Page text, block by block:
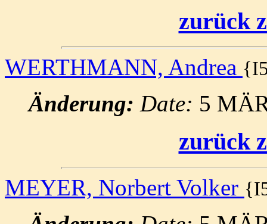
zurück
WERTHMANN, Andrea
Änderung: Date: 5
zurück
MEYER, Norbert Volker